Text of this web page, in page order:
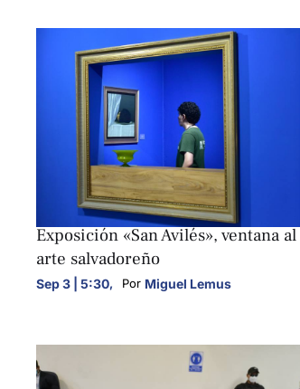
NACIONALES
Exposición «San Avilés», ventana al
arte salvadoreño
Sep 3 | 5:30, Por Miguel Lemus